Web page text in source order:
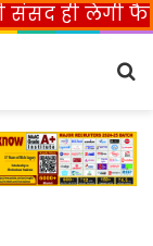
लेगी फैसला’